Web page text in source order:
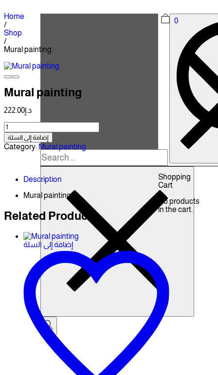
0
Shopping
Cart
No products
in the cart.
Home
/
Shop
/
Mural painting
Mural painting
د.إ222.00
إضافة إلى السلة
Category: Mural painting
Description
Mural painting
Related Products
إضافة إلى السلة